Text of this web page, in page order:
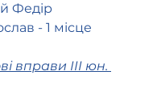
Федір
- 1 місце
вправи ІІІ юн.